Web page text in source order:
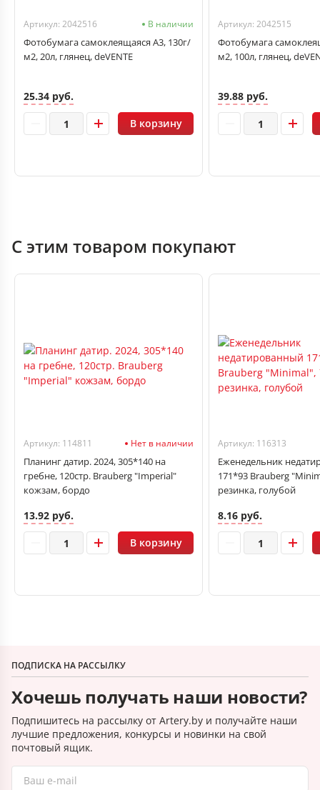
Артикул: 2042516 В наличии
Фотобумага самоклеящаяся А3, 130г/
м2, 20л, глянец, deVENTE
25.34 руб.
В корзину
Артикул: 2042515
Фотобумага
м2, 100л, глянец,
39.88 руб.
С этим товаром покупают
Артикул: 114811 Нет в наличии
Планинг датир. 2024, 305*140 на
гребне, 120стр. Brauberg "Imperial"
кожзам, бордо
13.92 руб.
В корзину
Артикул: 116313
Еженедельник
171*93 Brauberg
резинка, голубой
8.16 руб.
ПОДПИСКА НА РАССЫЛКУ
Хочешь получать наши новости?
Подпишитесь на рассылку от Artery.by и получайте наши
лучшие предложения, конкурсы и новинки на свой
почтовый ящик.